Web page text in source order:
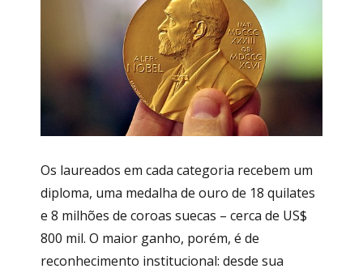
Os laureados em cada categoria recebem um
diploma, uma medalha de ouro de 18 quilates
e 8 milhões de coroas suecas – cerca de US$
800 mil. O maior ganho, porém, é de
reconhecimento institucional: desde sua